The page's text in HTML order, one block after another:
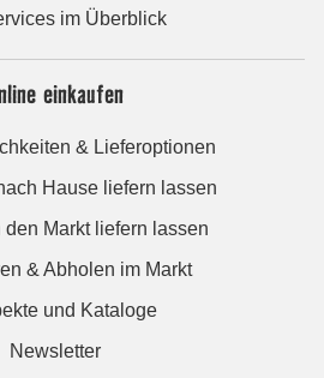
im Überblick
einkaufen
& Lieferoptionen
Hause liefern lassen
den Markt liefern lassen
& Abholen im Markt
und Kataloge
Newsletter